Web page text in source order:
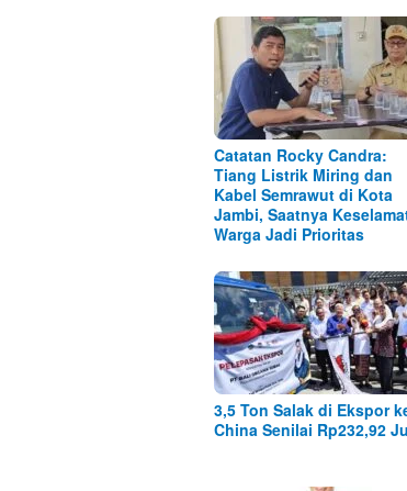
Catatan Rocky Candra:
Tiang Listrik Miring dan
Kabel Semrawut di Kota
Jambi, Saatnya
Warga Jadi Prioritas
3,5 Ton Salak di Ekspor
China Senilai Rp232,92